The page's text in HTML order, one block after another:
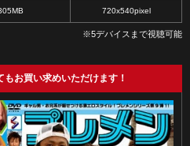
720x540pixel
※5デバイスまで視聴可能
お買い求めいただけます！